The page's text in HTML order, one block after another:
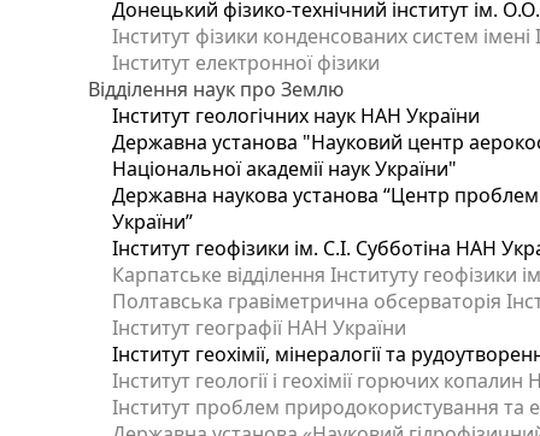
Донецький фізико-технічний інститут ім.
Інститут фізики конденсованих систем
Інститут електронної фізики
Відділення наук про Землю
Інститут геологічних наук НАН України
Державна установа "Науковий центр
Національної академії наук України"
Державна наукова установа “Центр проблем
України”
Інститут геофізики ім. С.І. Субботіна НАН
Карпатське відділення Інституту геофізики
Полтавська гравіметрична обсерваторія
Інститут географії НАН України
Інститут геохімії, мінералогії та
Інститут геології і геохімії горючих
Інститут проблем природокористування та